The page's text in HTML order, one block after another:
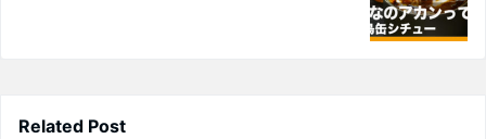
Related Post